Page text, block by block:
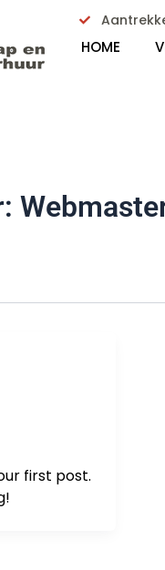
HOME
first post.